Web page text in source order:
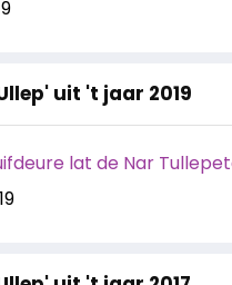
uit 't jaar 2019
lat de Nar